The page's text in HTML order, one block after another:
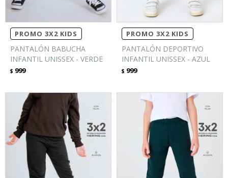
PROMO 3X2 KIDS
PANTALÓN BABUCHA
INFANTIL UNISSEX - VERDE
$ 999
PROMO 3X2 KIDS
PANTALÓN DEPORTIVO
INFANTIL UNISSEX - AZUL
$ 999